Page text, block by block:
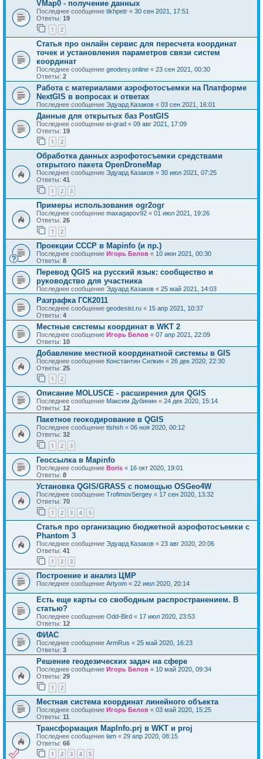
VMap0 - получение данных
Последнее сообщение tikhpetr « 30 сен 2021, 17:51
Ответы: 19
1 2
Статья про онлайн сервис для пересчета координат
точек и установления параметров связи систем
координат
Последнее сообщение geodesy.online « 23 сен 2021, 00:30
Ответы: 2
Работа с материалами аэрофотосъемки на Платформе
NextGIS в вопросах и ответах
Последнее сообщение Эдуард Казаков « 03 сен 2021, 16:01
Данные для открытых баз PostGIS
Последнее сообщение ei-grad « 09 авг 2021, 17:09
Ответы: 19
1 2
Обработка данных аэрофотосъемки средствами
открытого пакета OpenDroneMap
Последнее сообщение Эдуард Казаков « 30 июл 2021, 07:25
Ответы: 41
1 2 3
Примеры использования ogr2ogr
Последнее сообщение maxagapov92 « 01 июл 2021, 19:26
Ответы: 26
1 2
Проекции СССР в Mapinfo (и пр.)
Последнее сообщение Игорь Белов « 10 июн 2021, 00:30
Ответы: 8
Перевод QGIS на русский язык: сообщество и
руководство для участника
Последнее сообщение Эдуард Казаков « 25 май 2021, 14:03
Разграфка ГСК2011
Последнее сообщение geodesist.ru « 15 апр 2021, 10:37
Ответы: 4
Местные системы координат в WKT 2
Последнее сообщение Игорь Белов « 07 апр 2021, 22:09
Ответы: 10
Добавление местной координатной системы в GIS
Последнее сообщение Константин Силкин « 26 дек 2020, 22:30
Ответы: 25
1 2
Описание MOLUSCE - расширения для QGIS
Последнее сообщение Максим Дубинин « 24 дек 2020, 15:14
Ответы: 12
Пакетное геокодирование в QGIS
Последнее сообщение tishsh « 06 ноя 2020, 00:12
Ответы: 32
1 2 3
Геоссылка в Mapinfo
Последнее сообщение Boris « 16 окт 2020, 19:01
Ответы: 8
Установка QGIS/GRASS с помощью OSGeo4W
Последнее сообщение TrofimovSergey « 17 сен 2020, 13:32
Ответы: 70
1 2 3 4 5
Статья про организацию бюджетной аэрофотосъемки с
Phantom 3
Последнее сообщение Эдуард Казаков « 23 авг 2020, 20:06
Ответы: 41
1 2 3
Построение и анализ ЦМР
Последнее сообщение Artyom « 22 июл 2020, 20:14
Есть еще карты со свободным распространением. В
статью?
Последнее сообщение Odd-Bird « 17 июл 2020, 23:53
Ответы: 12
ФИАС
Последнее сообщение ArmRus « 25 май 2020, 16:23
Ответы: 3
Решение геодезических задач на сфере
Последнее сообщение Игорь Белов « 10 май 2020, 09:34
Ответы: 29
1 2
Местная система координат линейного объекта
Последнее сообщение Игорь Белов « 03 май 2020, 15:25
Ответы: 11
Трансформация MapInfo.prj в WKT и proj
Последнее сообщение lam « 29 апр 2020, 08:15
Ответы: 66
1 2 3 4 5